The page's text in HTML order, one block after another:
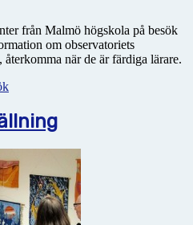
från Malmö högskola på besök
om observatoriets
när de är färdiga lärare.